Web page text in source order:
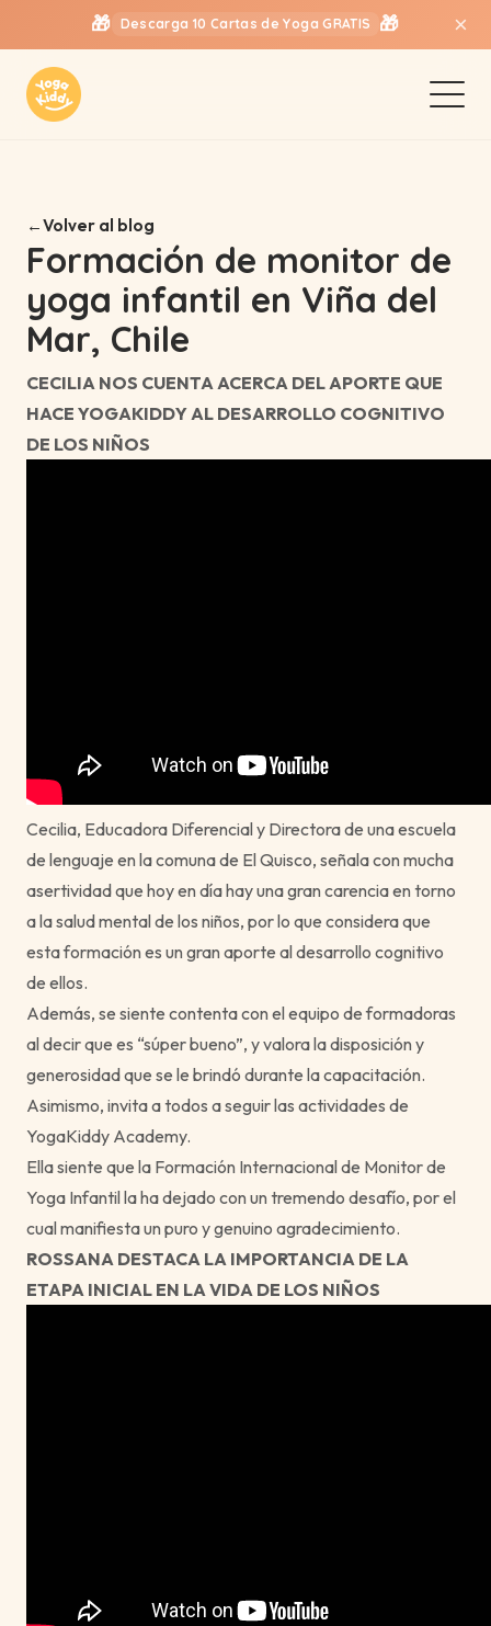
🎁 Descarga 10 Cartas de Yoga GRATIS 🎁 ×
Volver al blog
Formación de monitor de
yoga infantil en Viña del
Mar, Chile
CECILIA NOS CUENTA ACERCA DEL APORTE QUE
HACE YOGAKIDDY AL DESARROLLO COGNITIVO
DE LOS NIÑOS
Cecilia, Educadora Diferencial y Directora de una escuela
de lenguaje en la comuna de El Quisco, señala con mucha
asertividad que hoy en día hay una gran carencia en torno
a la salud mental de los niños, por lo que considera que
esta formación es un gran aporte al desarrollo cognitivo
de ellos.
Además, se siente contenta con el equipo de formadoras
al decir que es “súper bueno”, y valora la disposición y
generosidad que se le brindó durante la capacitación.
Asimismo, invita a todos a seguir las actividades de
YogaKiddy Academy.
Ella siente que la Formación Internacional de Monitor de
Yoga Infantil la ha dejado con un tremendo desafío, por el
cual manifiesta un puro y genuino agradecimiento.
ROSSANA DESTACA LA IMPORTANCIA DE LA
ETAPA INICIAL EN LA VIDA DE LOS NIÑOS